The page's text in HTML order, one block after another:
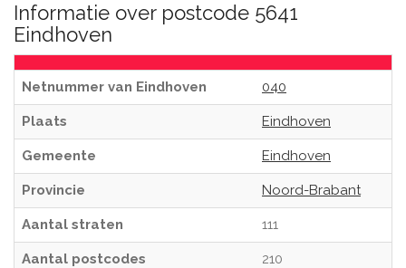
Informatie over postcode 5641
Eindhoven
Netnummer van Eindhoven 040
Plaats Eindhoven
Gemeente Eindhoven
Provincie Noord-Brabant
Aantal straten 111
Aantal postcodes 210